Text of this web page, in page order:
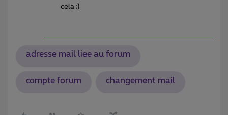
cela ;)
adresse mail liee au forum
compte forum changement mail